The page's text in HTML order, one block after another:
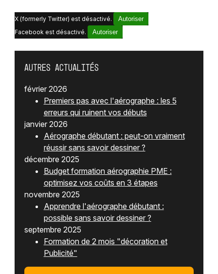
X (formerly Twitter) est désactivé.
Autoriser
Facebook est désactivé.
Autoriser
Autres actualités
février 2026
Premiers pas avec l'aérographe : les 5
erreurs qui ruinent vos débuts
janvier 2026
Aérographe débutant : peut-on vraiment
réussir sans savoir dessiner ?
décembre 2025
Budget formation aérographie PME :
optimisez vos coûts en 3 étapes
novembre 2025
Apprendre l'aérographe débutant :
possible sans savoir dessiner ?
septembre 2025
Formation de 2 mois "décoration et
Publicité"